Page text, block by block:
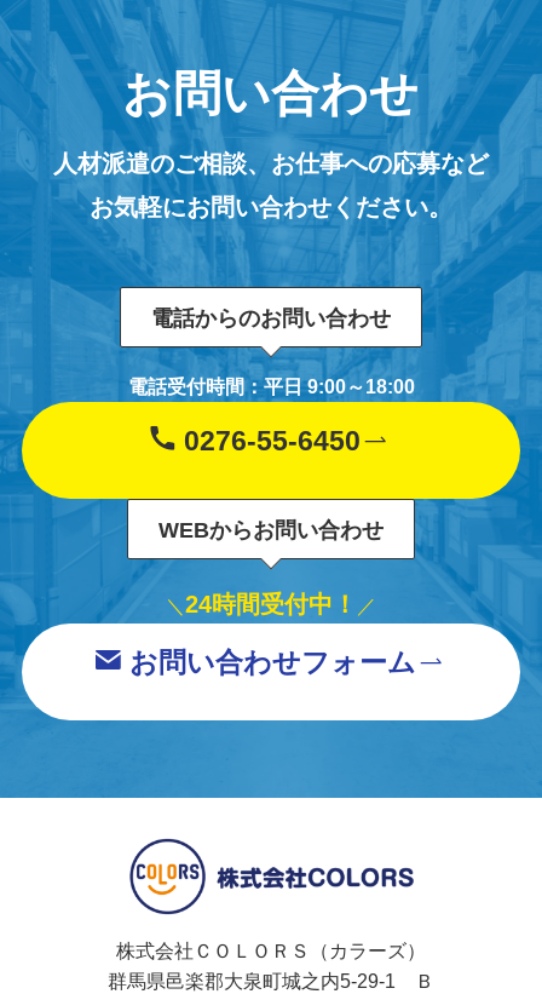
お問い合わせ
人材派遣のご相談、お仕事への応募など
お気軽にお問い合わせください。
電話からのお問い合わせ
電話受付時間：平日 9:00～18:00
0276-55-6450
WEBからお問い合わせ
＼ 24時間受付中！ ／
お問い合わせフォーム
株式会社ＣＯＬＯＲＳ（カラーズ）
群馬県邑楽郡大泉町城之内5-29-1 Ｂ